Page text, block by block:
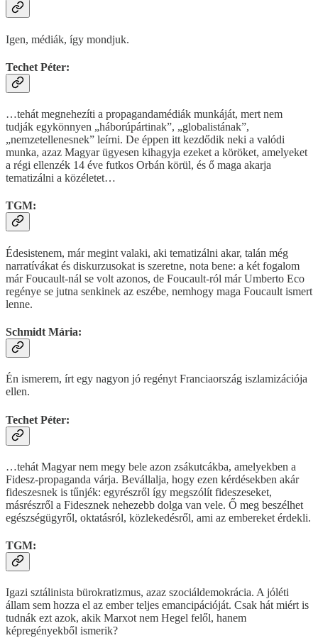
Igen, médiák, így mondjuk.
Techet Péter:
…tehát megnehezíti a propagandamédiák munkáját, mert nem
tudják egykönnyen „háborúpártinak”, „globalistának”,
„nemzetellenesnek” leírni. De éppen itt kezdődik neki a valódi
munka, azaz Magyar ügyesen kihagyja ezeket a köröket, amelyeket
a régi ellenzék 14 éve futkos Orbán körül, és ő maga akarja
tematizálni a közéletet…
TGM:
Édesistenem, már megint valaki, aki tematizálni akar, talán még
narratívákat és diskurzusokat is szeretne, nota bene: a két fogalom
már Foucault-nál se volt azonos, de Foucault-ról már Umberto Eco
regénye se jutna senkinek az eszébe, nemhogy maga Foucault ismert
lenne.
Schmidt Mária:
Én ismerem, írt egy nagyon jó regényt Franciaország iszlamizációja
ellen.
Techet Péter:
…tehát Magyar nem megy bele azon zsákutcákba, amelyekben a
Fidesz-propaganda várja. Bevállalja, hogy ezen kérdésekben akár
fideszesnek is tűnjék: egyrészről így megszólít fideszeseket,
másrészről a Fidesznek nehezebb dolga van vele. Ő meg beszélhet
egészségügyről, oktatásról, közlekedésről, ami az embereket érdekli.
TGM:
Igazi sztálinista bürokratizmus, azaz szociáldemokrácia. A jóléti
állam sem hozza el az ember teljes emancipációját. Csak hát miért is
tudnák ezt azok, akik Marxot nem Hegel felől, hanem
képregényekből ismerik?